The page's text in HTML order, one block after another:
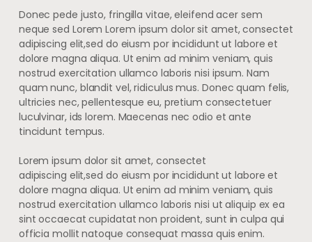
Donec pede justo, fringilla vitae, eleifend acer sem
neque sed Lorem Lorem ipsum dolor sit amet, consectet
adipiscing elit,sed do eiusm por incididunt ut labore et
dolore magna aliqua. Ut enim ad minim veniam, quis
nostrud exercitation ullamco laboris nisi ipsum. Nam
quam nunc, blandit vel, ridiculus mus. Donec quam felis,
ultricies nec, pellentesque eu, pretium consectetuer
luculvinar, ids lorem. Maecenas nec odio et ante
tincidunt tempus.
Lorem ipsum dolor sit amet, consectet
adipiscing elit,sed do eiusm por incididunt ut labore et
dolore magna aliqua. Ut enim ad minim veniam, quis
nostrud exercitation ullamco laboris nisi ut aliquip ex ea
sint occaecat cupidatat non proident, sunt in culpa qui
officia mollit natoque consequat massa quis enim.